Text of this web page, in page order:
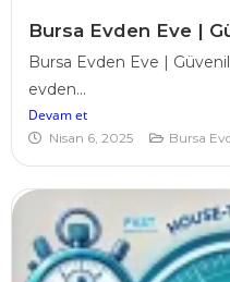
Bursa Evden Eve |
Bursa Evden Eve |
evden...
Devam et
Nisan 6, 2025 Bursa